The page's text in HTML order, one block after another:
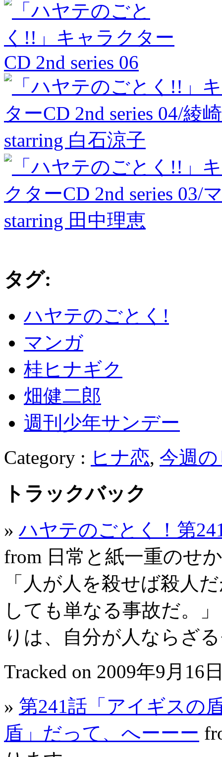
タグ:
ハヤテのごとく!
マンガ
桂ヒナギク
畑健二郎
週刊少年サンデー
Category : ヒナ恋, 今週
トラックバック
»ハヤテのごとく！第
from 日常と紙一重のせ
「人が人を殺せば殺人
しても単なる事故だ。
りは、自分が人ならざ
Tracked on 2009年9月16
» 第241話「アイギスの
盾」だって、へーーー